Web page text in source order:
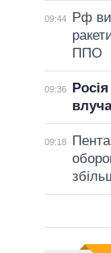
09:44
Рф
ППО
09:36
09:18